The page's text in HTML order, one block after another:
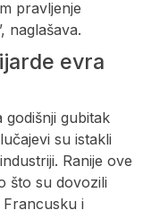
pravljenje
naglašava.
evra
gubitak
su istakli
Ranije ove
što su dovozili
i